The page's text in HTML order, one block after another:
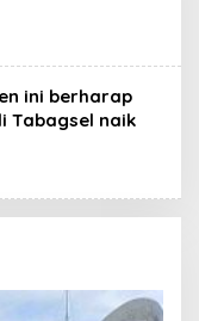
ini berharap
Tabagsel naik